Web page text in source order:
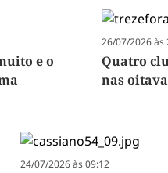
e o
26/07/2026 às
Quatro
nas
24/07/2026 às 09:12